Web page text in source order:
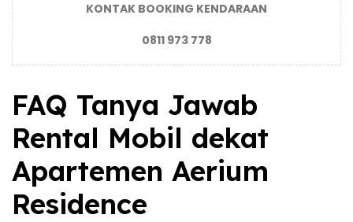
KONTAK BOOKING KENDARAAN
0811 973 778
FAQ Tanya Jawab
Rental Mobil dekat
Apartemen Aerium
Residence